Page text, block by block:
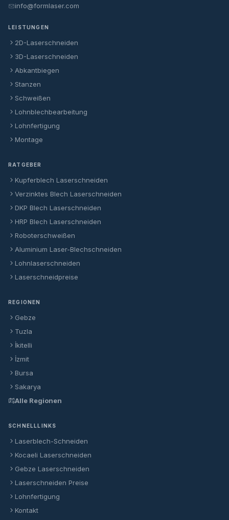
info@formlaser.com
LEISTUNGEN
2D-Laserschneiden
3D-Laserschneiden
Abkantbiegen
Stanzen
Schweißen
Lohnblechbearbeitung
Lohnfertigung
Montage
RATGEBER
Kupferblech Laserschneiden
Verzinktes Blech Laserschneiden
DKP Blech Laserschneiden
HRP Blech Laserschneiden
Roboterschweißen
Aluminium Laser-Blechschneiden
Lohnlaserschneiden
Laserschneidpreise
REGIONEN
Gebze
Tuzla
İkitelli
İzmit
Bursa
Sakarya
Alle Regionen
SCHNELLLINKS
Laserblech-Schneiden
Kocaeli Laserschneiden
Gebze Laserschneiden
Laserschneiden Preise
Lohnfertigung
Kontakt